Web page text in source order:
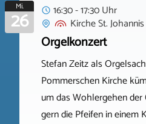
Mi.
26
16:30 - 17:30 Uhr
Kirche St.
Orgelkonzert
Stefan Zeitz als
Pommerschen Kirche
um das Wohlergehen
gern die Pfeifen in einem